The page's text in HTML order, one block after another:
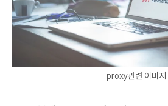
proxy관련 이미지